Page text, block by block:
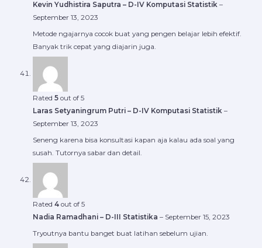
Kevin Yudhistira Saputra – D-IV Komputasi Statistik –
September 13, 2023
Metode ngajarnya cocok buat yang pengen belajar lebih efektif.
Banyak trik cepat yang diajarin juga.
Rated 5out of 5
Laras Setyaningrum Putri – D-IV Komputasi Statistik –
September 13, 2023
Seneng karena bisa konsultasi kapan aja kalau ada soal yang
susah. Tutornya sabar dan detail.
Rated 4out of 5
Nadia Ramadhani – D-III Statistika – September 15, 2023
Tryoutnya bantu banget buat latihan sebelum ujian.